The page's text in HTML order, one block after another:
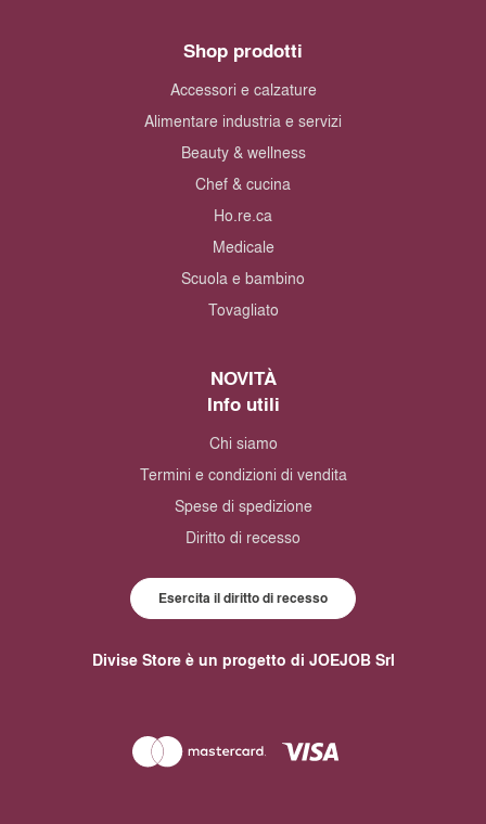
Shop prodotti
Accessori e calzature
Alimentare industria e servizi
Beauty & wellness
Chef & cucina
Ho.re.ca
Medicale
Scuola e bambino
Tovagliato
NOVITÀ
Info utili
Chi siamo
Termini e condizioni di vendita
Spese di spedizione
Diritto di recesso
Esercita il diritto di recesso
Divise Store è un progetto di JOEJOB Srl